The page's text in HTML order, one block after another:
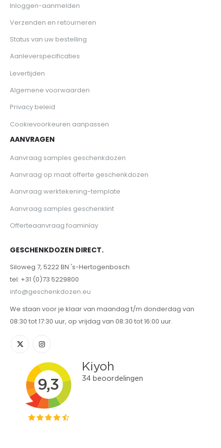
Inloggen-aanmelden
Verzenden en retourneren
Status van uw bestelling
Aanleverspecificaties
Levertijden
Algemene voorwaarden
Privacy beleid
Cookievoorkeuren aanpassen
AANVRAGEN
Aanvraag samples geschenkdozen
Aanvraag op maat offerte geschenkdozen
Aanvraag werktekening-template
Aanvraag samples geschenklint
Offerteaanvraag foaminlay
GESCHENKDOZEN DIRECT.
Siloweg 7, 5222 BN 's-Hertogenbosch
tel: +31 (0)73 5229800
info@geschenkdozen.eu
We staan voor je klaar van maandag t/m donderdag van
08:30 tot 17:30 uur, op vrijdag van 08:30 tot 16:00 uur.